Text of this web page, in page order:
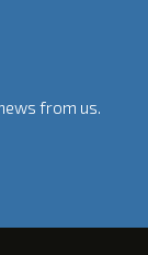
from us.